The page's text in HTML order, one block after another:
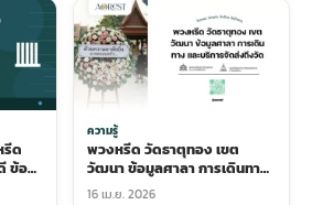
ด
ข้อดี
ความรู้
พวงหรีด วัดธาตุทอง เขต
วัฒนา ข้อมูลศาลา การเดินทาง
และบริการจัดส่งถึงวัด
16 เม.ย. 2026